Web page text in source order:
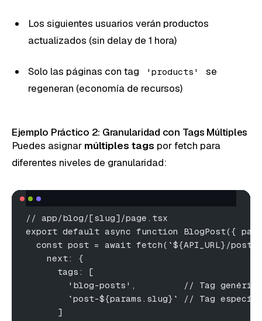
Los siguientes usuarios verán productos
actualizados (sin delay de 1 hora)
Solo las páginas con tag 'products'
se
regeneran (economía de recursos)
Ejemplo Práctico 2: Granularidad con Tags Múltiples
Puedes asignar múltiples tags por fetch para
diferentes niveles de granularidad:
// app/blog/[slug]/page.tsx
export default async function BlogPost({
const post = await fetch(`${API_URL}/
    next: {
      tags: [
'blog-posts',         // Tag
`post-${params.slug}` // Tag
      ]